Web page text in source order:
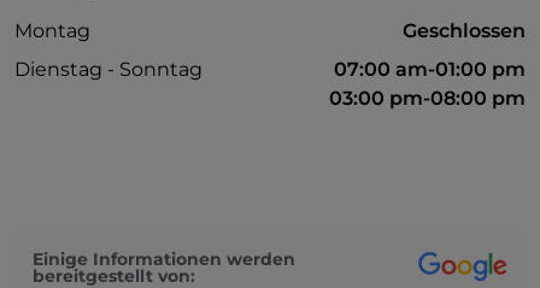
Montag
Geschlossen
Dienstag - Sonntag
07:00 am-01:00 pm
03:00 pm-08:00 pm
Einige Informationen werden
bereitgestellt von: